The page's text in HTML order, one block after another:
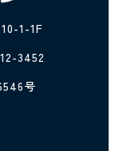
1-1F
3452
号